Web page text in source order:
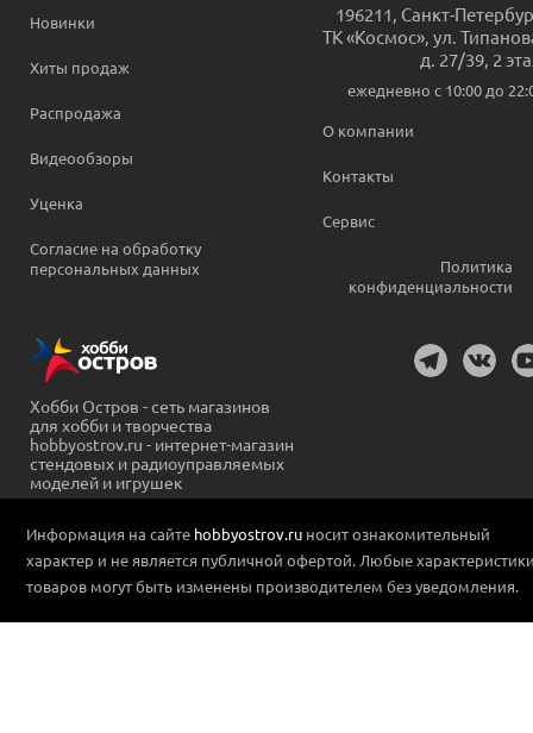
Новинки
Хиты продаж
Распродажа
Видеообзоры
Уценка
Согласие на обработку
персональных данных
196211 Санкт-
ТК «Космос», ул.
д. 27/39, 2
ежедневно c 10:00 до
О компании
Контакты
Сервис
Политика
конфиденциальности
Хобби Остров - сеть магазинов
для хобби и творчества
hobbyostrov.ru - интернет-магазин
стендовых и радиоуправляемых
моделей и игрушек
Информация на сайте hobbyostrov.ru носит ознакомительный
характер и не является публичной офертой. Любые
товаров могут быть изменены производителем без уведомления.